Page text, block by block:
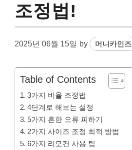
조정법!
2025년 06월 15일 by 머니카인즈
Table of Contents
3가지 비율 조정법
4단계로 해보는 설정
5가지 흔한 오류 피하기
2가지 사이즈 조정 최적 방법
6가지 리모컨 사용 팁